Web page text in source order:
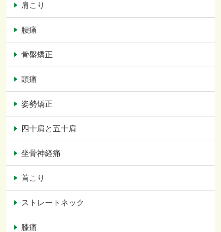
肩こり
腰痛
骨盤矯正
頭痛
姿勢矯正
四十肩と五十肩
坐骨神経痛
首こり
ストレートネック
膝痛